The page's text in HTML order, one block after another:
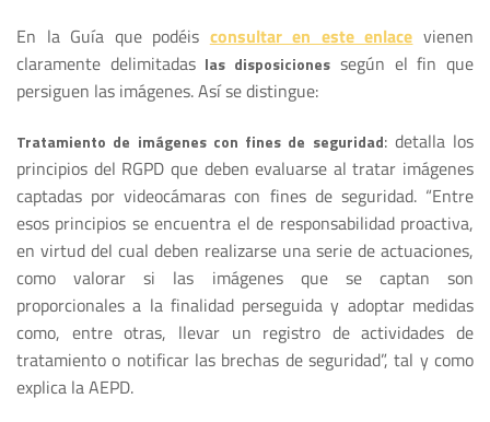
En la Guía que podéis consultar en este enlace vienen
claramente delimitadas las disposiciones según el fin que
persiguen las imágenes. Así se distingue:
Tratamiento de imágenes con fines de seguridad: detalla los
principios del RGPD que deben evaluarse al tratar imágenes
captadas por videocámaras con fines de seguridad. “Entre
esos principios se encuentra el de responsabilidad proactiva,
en virtud del cual deben realizarse una serie de actuaciones,
como valorar si las imágenes que se captan son
proporcionales a la finalidad perseguida y adoptar medidas
como, entre otras, llevar un registro de actividades de
tratamiento o notificar las brechas de seguridad”, tal y como
explica la AEPD.